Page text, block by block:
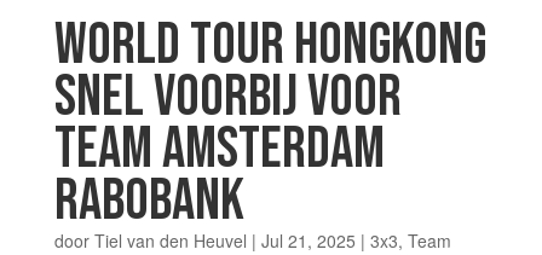
WORLD TOUR HONGKONG
SNEL VOORBIJ VOOR
TEAM AMSTERDAM
RABOBANK
door Tiel van den Heuvel | Jul 21, 2025 | 3x3, Team